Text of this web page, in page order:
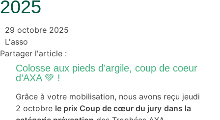
2025
29 octobre 2025
L'asso
Partager l'article :
Colosse aux pieds d’argile, coup de coeur
d’AXA 💚 !
Grâce à votre mobilisation, nous avons reçu jeudi
2 octobre le prix Coup de cœur du jury dans la